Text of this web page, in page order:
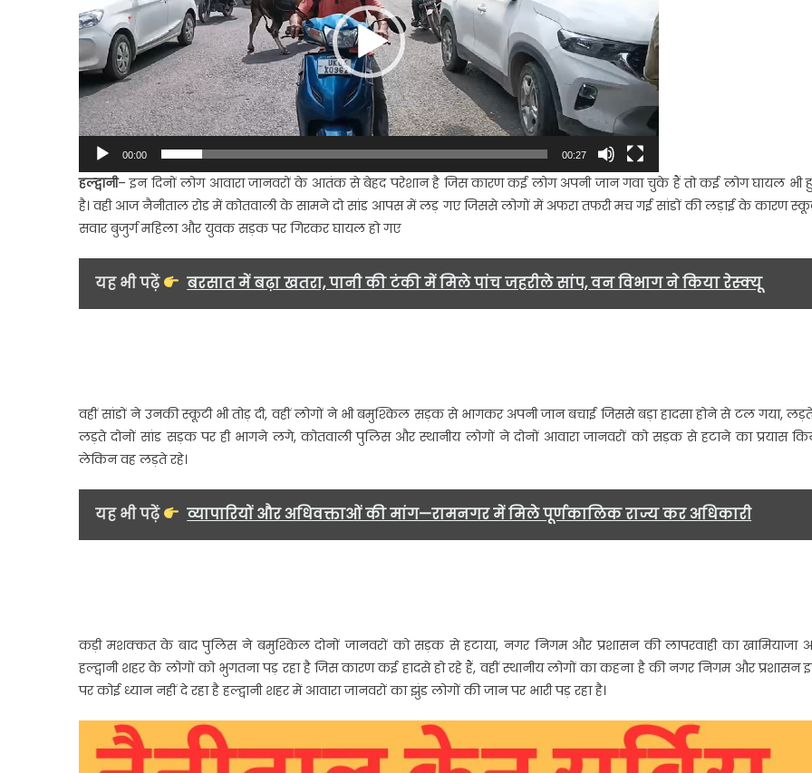
महिला
और
युवक
सड़क
पर
गिरकर
घायल…
00:00 00:27
हल्द्वानी– इन दिनों लोग आवारा जानवरों के आतंक से बेहद परेशान है जिस कारण कई लोग अपनी जान गवा चुके हैं तो कई लोग घायल भी
है। वही आज नैनीताल रोड में कोतवाली के सामने दो सांड आपस में लड़ गए जिससे लोगों में अफरा तफरी मच गई सांडों की लड़ाई के कारण
सवार बुजुर्ग महिला और युवक सड़क पर गिरकर घायल हो गए
यह भी पढ़ें बरसात में बढ़ा खतरा, पानी की टंकी में मिले पांच जहरीले सांप, वन विभाग ने किया रेस्क्यू
वहीं सांडों ने उनकी स्कूटी भी तोड़ दी, वहीं लोगों ने भी बमुश्किल सड़क से भागकर अपनी जान बचाई जिससे बड़ा हादसा होने से टल गया,
लड़ते दोनों सांड सड़क पर ही भागने लगे, कोतवाली पुलिस और स्थानीय लोगों ने दोनों आवारा जानवरों को सड़क से हटाने का प्रयास
लेकिन वह लड़ते रहे।
यह भी पढ़ें व्यापारियों और अधिवक्ताओं की मांग—रामनगर में मिले पूर्णकालिक राज्य कर अधिकारी
कड़ी मशक्कत के बाद पुलिस ने बमुश्किल दोनों जानवरों को सड़क से हटाया, नगर निगम और प्रशासन की लापरवाही का खामियाजा
हल्द्वानी शहर के लोगों को भुगतना पड़ रहा है जिस कारण कई हादसे हो रहे हैं, वहीं स्थानीय लोगों का कहना है की नगर निगम और प्रशासन
पर कोई ध्यान नहीं दे रहा है हल्द्वानी शहर में आवारा जानवरों का झुंड लोगों की जान पर भारी पड़ रहा है।